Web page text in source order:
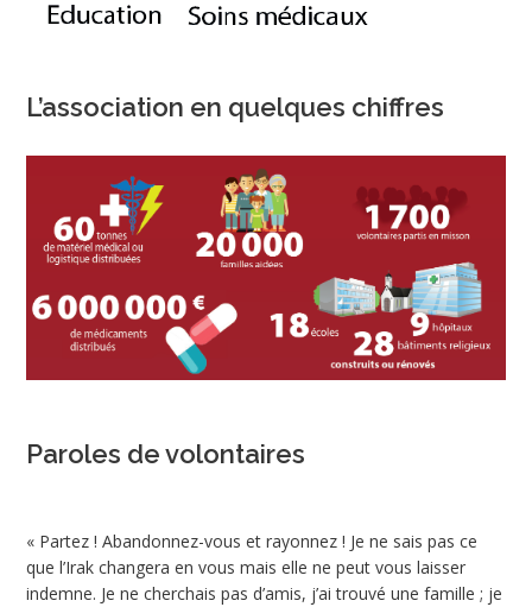
L’association en quelques chiffres
Paroles de volontaires
« Partez ! Abandonnez-vous et rayonnez ! Je ne sais pas ce
que l’Irak changera en vous mais elle ne peut vous laisser
indemne. Je ne cherchais pas d’amis, j’ai trouvé une famille ; je